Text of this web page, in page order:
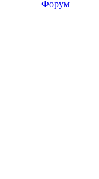
Форум